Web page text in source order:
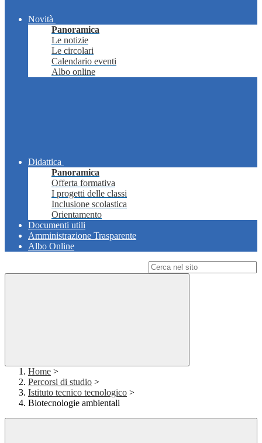
Novità
Panoramica
Le notizie
Le circolari
Calendario eventi
Albo online
Didattica
Panoramica
Offerta formativa
I progetti delle classi
Inclusione scolastica
Orientamento
Documenti utili
Amministrazione Trasparente
Albo Online
Home >
Percorsi di studio >
Istituto tecnico tecnologico >
Biotecnologie ambientali